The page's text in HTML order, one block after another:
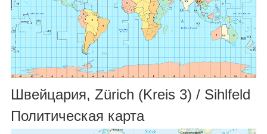
Швейцария, Zürich (Kreis 3) / Sihlfeld
Политическая карта